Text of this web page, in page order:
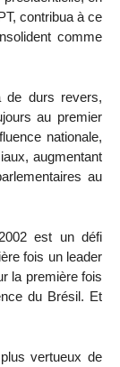
contribua à ce
comme
de durs revers,
au premier
nationale,
augmentant
au
est un défi
fois un leader
la première fois
du Brésil. Et
vertueux de